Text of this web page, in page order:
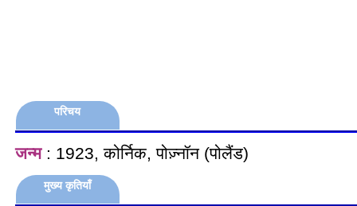
परिचय
जन्म: 1923, कोर्निक, पोज़्नॉन (पोलैंड)
मुख्य कृतियाँ